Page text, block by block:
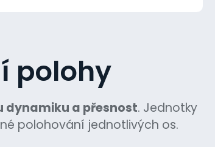
polohy
dynamiku a přesnost. Jednotky
polohování jednotlivých os.